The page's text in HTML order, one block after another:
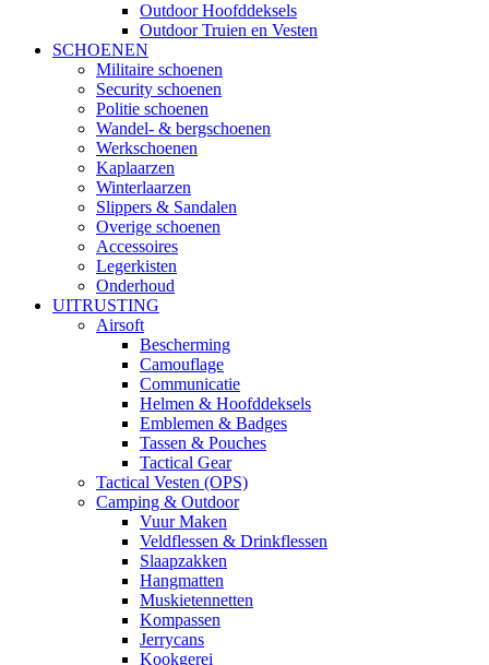
Outdoor Hoofddeksels
Outdoor Truien en Vesten
SCHOENEN
Militaire schoenen
Security schoenen
Politie schoenen
Wandel- & bergschoenen
Werkschoenen
Kaplaarzen
Winterlaarzen
Slippers & Sandalen
Overige schoenen
Accessoires
Legerkisten
Onderhoud
UITRUSTING
Airsoft
Bescherming
Camouflage
Communicatie
Helmen & Hoofddeksels
Emblemen & Badges
Tassen & Pouches
Tactical Gear
Tactical Vesten (OPS)
Camping & Outdoor
Vuur Maken
Veldflessen & Drinkflessen
Slaapzakken
Hangmatten
Muskietennetten
Kompassen
Jerrycans
Kookgerei